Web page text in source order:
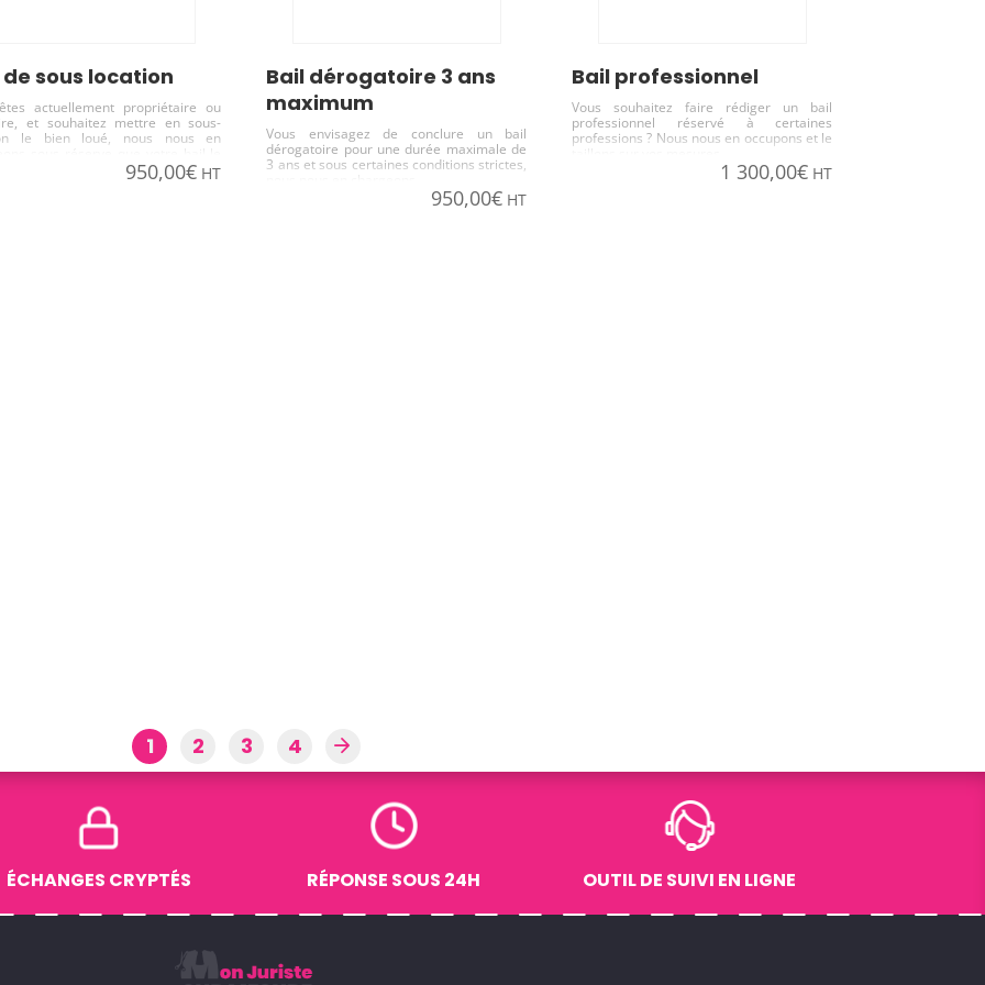
de sous location
actuellement propriétaire ou
et souhaitez mettre en sous-
le bien loué, nous nous en
950,00€ HT
bail dérogatoire 3 ans
maximum
Vous envisagez de conclure un bail
dérogatoire pour une durée maximale de
3 ans et sous certaines conditions strictes,
950,00€ HT
Bail professionnel
Vous souhaitez faire rédiger un bail
professionnel réservé à certaines
professions ? Nous nous en occupons et le
1 300,00€ HT
1 2 3 4 →
ÉCHANGES CRYPTÉS RÉPONSE SOUS 24H OUTIL DE SUIVI EN LIGNE